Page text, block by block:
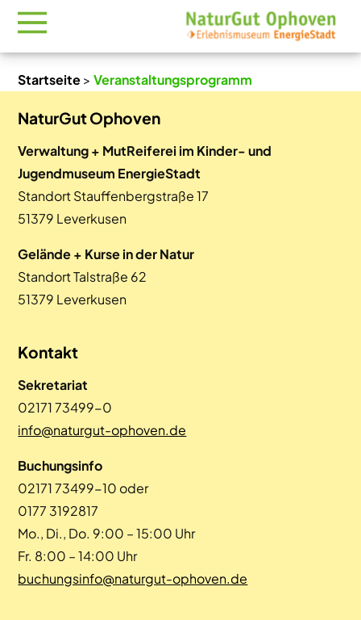
Startseite>Veranstaltungsprogramm
NaturGut Ophoven
Verwaltung + MutReiferei im Kinder- und
Jugendmuseum EnergieStadt
Standort Stauffenbergstraße 17
51379 Leverkusen
Gelände + Kurse in der Natur
Standort Talstraße 62
51379 Leverkusen
Kontakt
Sekretariat
02171 73499-0
info@naturgut-ophoven.de
Buchungsinfo
02171 73499-10 oder
0177 3192817
Mo., Di., Do. 9:00 – 15:00 Uhr
Fr. 8:00 – 14:00 Uhr
buchungsinfo@naturgut-ophoven.de